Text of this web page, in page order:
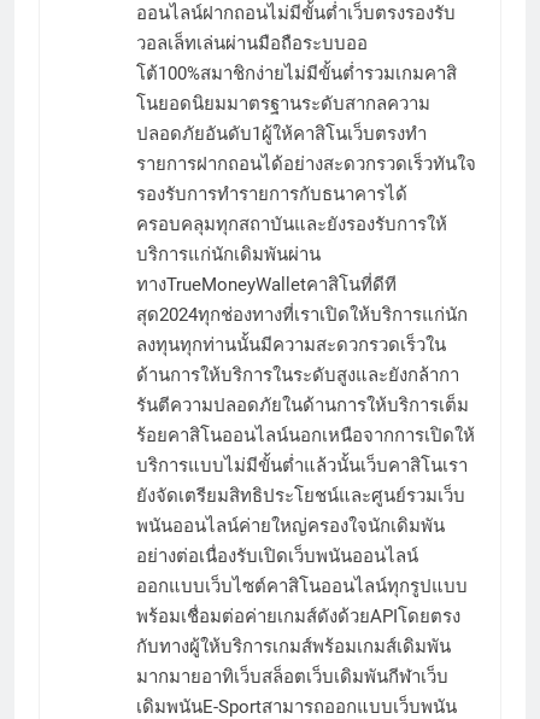
ออนไลน์ฝากถอนไม่มีขั้นต่ำเว็บตรงรองรับ
วอลเล็ทเล่นผ่านมือถือระบบออ
โต้100%สมาชิกง่ายไม่มีขั้นต่ำรวมเกมคาสิ
โนยอดนิยมมาตรฐานระดับสากลความ
ปลอดภัยอันดับ1ผู้ให้คาสิโนเว็บตรงทำ
รายการฝากถอนได้อย่างสะดวกรวดเร็วทันใจ
รองรับการทำรายการกับธนาคารได้
ครอบคลุมทุกสถาบันและยังรองรับการให้
บริการแก่นักเดิมพันผ่าน
ทางTrueMoneyWalletคาสิโนที่ดีที
สุด2024ทุกช่องทางที่เราเปิดให้บริการแก่นัก
ลงทุนทุกท่านนั้นมีความสะดวกรวดเร็วใน
ด้านการให้บริการในระดับสูงและยังกล้ากา
รันตีความปลอดภัยในด้านการให้บริการเต็ม
ร้อยคาสิโนออนไลน์นอกเหนือจากการเปิดให้
บริการแบบไม่มีขั้นต่ำแล้วนั้นเว็บคาสิโนเรา
ยังจัดเตรียมสิทธิประโยชน์และศูนย์รวมเว็บ
พนันออนไลน์ค่ายใหญ่ครองใจนักเดิมพัน
อย่างต่อเนื่องรับเปิดเว็บพนันออนไลน์
ออกแบบเว็บไซต์คาสิโนออนไลน์ทุกรูปแบบ
พร้อมเชื่อมต่อค่ายเกมส์ดังด้วยAPIโดยตรง
กับทางผู้ให้บริการเกมส์พร้อมเกมส์เดิมพัน
มากมายอาทิเว็บสล็อตเว็บเดิมพันกีฬาเว็บ
เดิมพนันE-Sportสามารถออกแบบเว็บพนัน